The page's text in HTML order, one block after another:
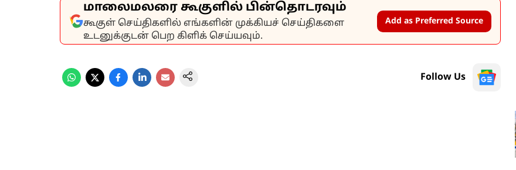
மாலைமலரை கூகுளில் பின்தொடரவும்
கூகுள் செய்திகளில் எங்களின் முக்கியச் செய்திகளை
உடனுக்குடன் பெற கிளிக் செய்யவும்.
Add as Preferred Source
Follow Us